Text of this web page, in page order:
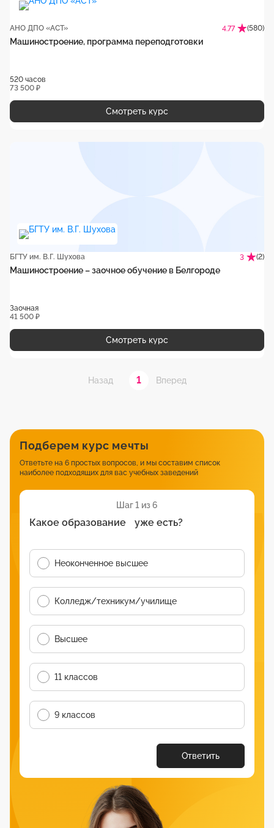
АНО ДПО «АСТ» 4.77 (580)
Машиностроение, программа переподготовки
520 часов
73 500 ₽
Смотреть курс
БГТУ им. В.Г. Шухова 3 (2)
Машиностроение – заочное обучение в Белгороде
Заочная
41 500 ₽
Смотреть курс
Назад 1 Вперед
Подберем курс мечты
Ответьте на 6 простых вопросов, и мы составим список
наиболее подходящих для вас учебных заведений
Шаг 1 из 6
Какое образование уже есть?
Неоконченное высшее
Колледж/техникум/училище
Высшее
11 классов
9 классов
Ответить